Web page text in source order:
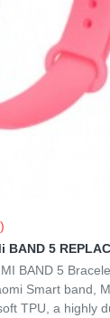
BAND 5
Smart band,
TPU, a highly